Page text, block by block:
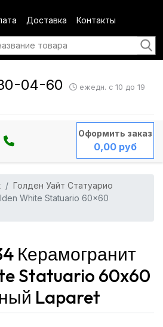
Доставка Контакты
04-60 ежедн. с 10 до 19
Оформить заказ
0,00 руб
Голден Уайт Статуарио
White Statuario 60x60
Керамогранит
Statuario 60x60
Laparet